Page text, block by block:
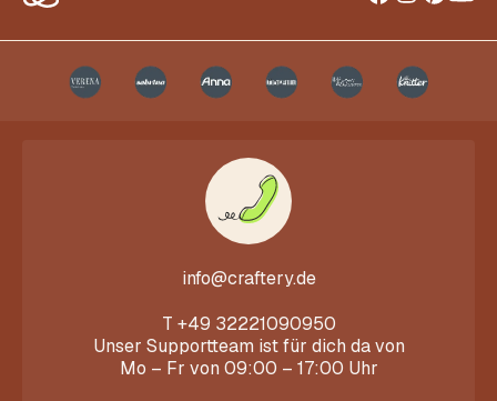
info@craftery.de
T +49 32221090950
Unser Supportteam ist für dich da von
Mo – Fr von 09:00 – 17:00 Uhr